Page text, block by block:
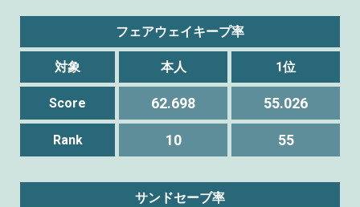
フェアウェイキープ率
対象 本人 1位
Score 62.698 55.026
Rank 10 55
サンドセーブ率